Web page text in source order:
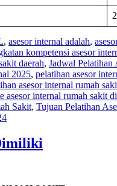
, asesor internal adalah,
kompetensi asesor
daerah, Jadwal Pelatihan
2025, pelatihan asesor
asesor internal rumah
asesor internal rumah sakit
Sakit, Tujuan Pelatihan